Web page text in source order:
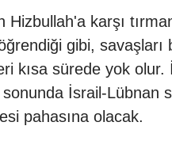
karşı
gibi,
kısa sürede yok
İsrail-Lübnan
pahasına olacak.